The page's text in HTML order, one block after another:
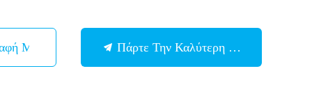
Με Πάρτε Την Καλύτερη Τιμή